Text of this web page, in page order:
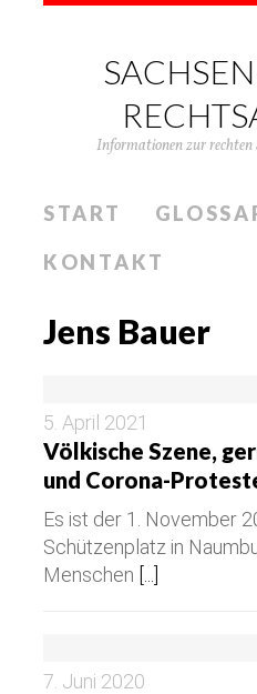
Informationen zur rechten
START
KONTAKT
Jens Bauer
5. April 2021
Völkische Szene,
und Corona-
Es ist der 1. November
Schützenplatz in
Menschen
7. Juni 2020